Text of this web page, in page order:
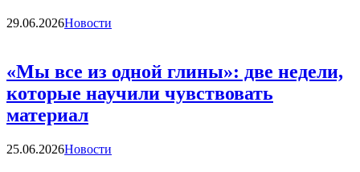
29.06.2026Категории
Новости
«Мы все из одной глины»: две недели,
которые научили чувствовать
материал
25.06.2026Категории
Новости